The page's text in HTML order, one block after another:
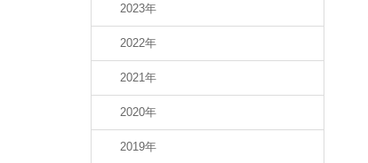
2023年
2022年
2021年
2020年
2019年